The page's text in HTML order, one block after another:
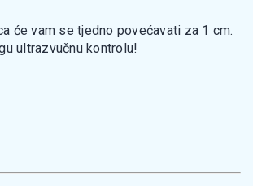
će vam se tjedno povećavati za 1 cm.
ultrazvučnu kontrolu!